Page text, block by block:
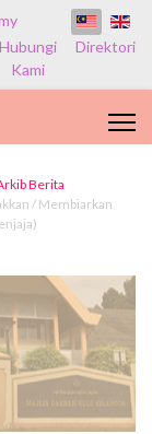
Hubungi
Kami
Direktori
Berita
/ Membiarkan